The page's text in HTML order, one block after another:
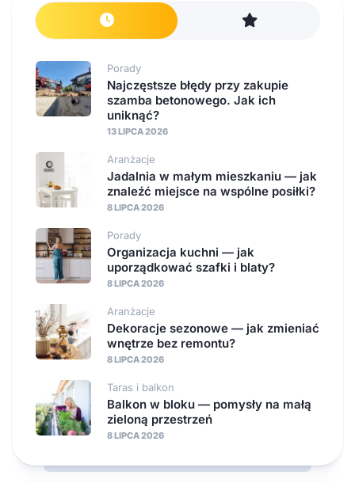
Porady
Najczęstsze błędy przy zakupie
szamba betonowego. Jak ich
uniknąć?
13 LIPCA 2026
Aranżacje
Jadalnia w małym mieszkaniu — jak
znaleźć miejsce na wspólne posiłki?
8 LIPCA 2026
Porady
Organizacja kuchni — jak
uporządkować szafki i blaty?
8 LIPCA 2026
Aranżacje
Dekoracje sezonowe — jak zmieniać
wnętrze bez remontu?
8 LIPCA 2026
Taras i balkon
Balkon w bloku — pomysły na małą
zieloną przestrzeń
8 LIPCA 2026